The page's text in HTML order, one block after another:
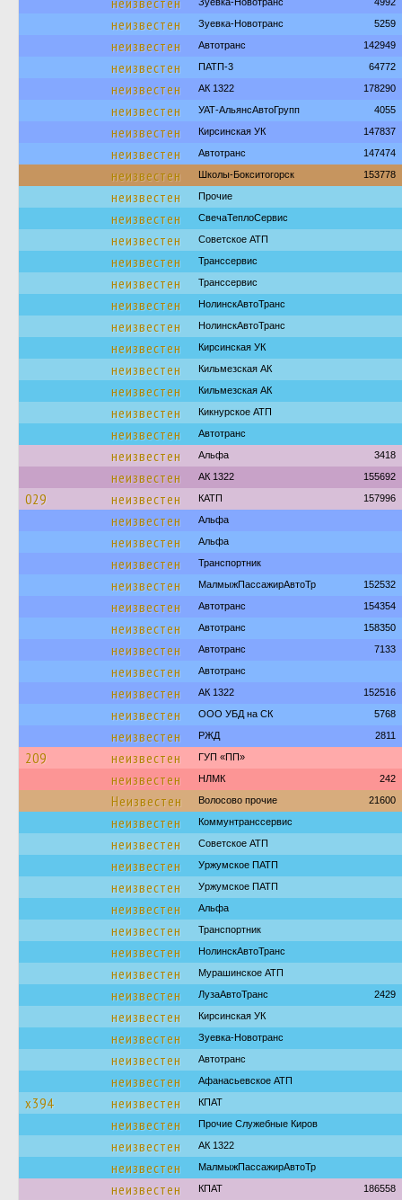
неизвестен Зуевка-Новотранс 5259
неизвестен Автотранс 142949
неизвестен ПАТП-3 64772
неизвестен АК 1322 178290
неизвестен УАТ-АльянсАвтоГрупп 4055
неизвестен Кирсинская УК 147837
неизвестен Автотранс 147474
неизвестен Школы-Бокситогорск 153778
неизвестен Прочие
неизвестен СвечаТеплоСервис
неизвестен Советское АТП
неизвестен Транссервис
неизвестен Транссервис
неизвестен НолинскАвтоТранс
неизвестен НолинскАвтоТранс
неизвестен Кирсинская УК
неизвестен Кильмезская АК
неизвестен Кильмезская АК
неизвестен Кикнурское АТП
неизвестен Автотранс
неизвестен Альфа 3418
неизвестен АК 1322 155692
029 неизвестен КАТП 157996
неизвестен Альфа
неизвестен Альфа
неизвестен Транспортник
неизвестен МалмыжПассажирАвтоТр 152532
неизвестен Автотранс 154354
неизвестен Автотранс 158350
неизвестен Автотранс 7133
неизвестен Автотранс
неизвестен АК 1322 152516
неизвестен ООО УБД на СК 5768
неизвестен РЖД 2811
209 неизвестен ГУП «ПП»
неизвестен НЛМК 242
Неизвестен Волосово прочие 21600
неизвестен Коммунтранссервис
неизвестен Советское АТП
неизвестен Уржумское ПАТП
неизвестен Уржумское ПАТП
неизвестен Альфа
неизвестен Транспортник
неизвестен НолинскАвтоТранс
неизвестен Мурашинское АТП
неизвестен ЛузаАвтоТранс 2429
неизвестен Кирсинская УК
неизвестен Зуевка-Новотранс
неизвестен Автотранс
неизвестен Афанасьевское АТП
х394 неизвестен КПАТ
неизвестен Прочие Служебные Киров
неизвестен АК 1322
неизвестен МалмыжПассажирАвтоТр
неизвестен КПАТ 186558